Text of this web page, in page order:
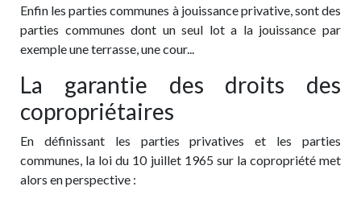
Enfin les parties communes à jouissance privative, sont des
parties communes dont un seul lot a la jouissance par
exemple une terrasse, une cour...
La garantie des droits des
copropriétaires
En définissant les parties privatives et les parties
communes, la loi du 10 juillet 1965 sur la copropriété met
alors en perspective :